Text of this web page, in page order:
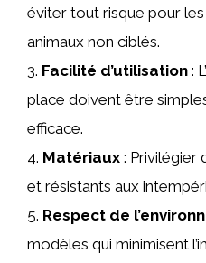
éviter tout risque pour
animaux non ciblés.
3. Facilité d’utilisation :
place doivent être
efficace.
4. Matériaux : Privilégier
et résistants aux
5. Respect de
modèles qui minimisent